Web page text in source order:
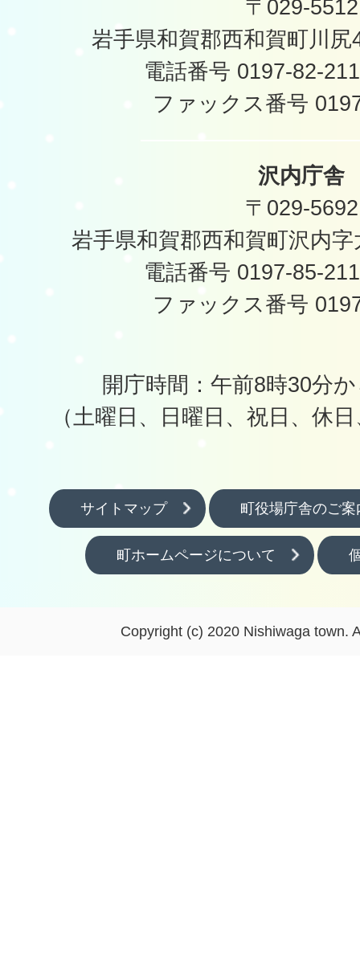
〒029-5512
岩手県和賀郡西和賀町川
電話番号 0197-82-
ファックス番号
沢内庁舎
〒029-5692
岩手県和賀郡西和賀町沢内
電話番号 0197-85-
ファックス番号
開庁時間：午前8時30分
（土曜日、日曜日、祝日、休
サイトマップ 町役場庁舎のご案
町ホームページについて
Copyright (c) 2020 Nishiwaga town.